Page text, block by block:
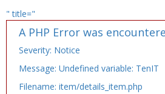
" title="
A PHP Error was
Severity: Notice
Message: Undefined variable: TenIT
Filename: item/details_item.php